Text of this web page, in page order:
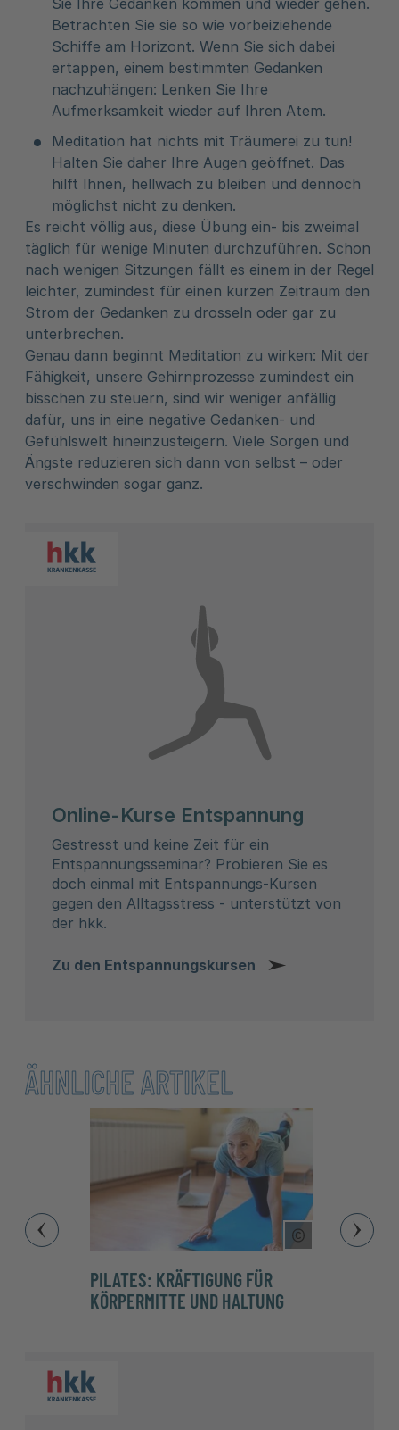
Sie Ihre Gedanken kommen und wieder gehen.
Betrachten Sie sie so wie vorbeiziehende
Schiffe am Horizont. Wenn Sie sich dabei
ertappen, einem bestimmten Gedanken
nachzuhängen: Lenken Sie Ihre
Aufmerksamkeit wieder auf Ihren Atem.
Meditation hat nichts mit Träumerei zu tun!
Halten Sie daher Ihre Augen geöffnet. Das
hilft Ihnen, hellwach zu bleiben und dennoch
möglichst nicht zu denken.
Es reicht völlig aus, diese Übung ein- bis zweimal
täglich für wenige Minuten durchzuführen. Schon
nach wenigen Sitzungen fällt es einem in der Regel
leichter, zumindest für einen kurzen Zeitraum den
Strom der Gedanken zu drosseln oder gar zu
unterbrechen.
Genau dann beginnt Meditation zu wirken: Mit der
Fähigkeit, unsere Gehirnprozesse zumindest ein
bisschen zu steuern, sind wir weniger anfällig
dafür, uns in eine negative Gedanken- und
Gefühlswelt hineinzusteigern. Viele Sorgen und
Ängste reduzieren sich dann von selbst – oder
verschwinden sogar ganz.
Online-Kurse Entspannung
Gestresst und keine Zeit für ein
Entspannungsseminar? Probieren Sie es
doch einmal mit Entspannungs-Kursen
gegen den Alltagsstress - unterstützt von
der hkk.
Zu den Entspannungskursen
ÄHNLICHE ARTIKEL
Copyright
PILATES: KRÄFTIGUNG FÜR
KÖRPERMITTE UND HALTUNG